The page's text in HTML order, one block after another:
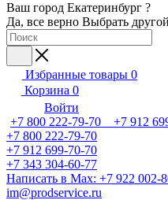
Ваш город Екатеринбург ?
Да, все верно Выбрать другой
Избранные товары 0
Корзина 0
Войти
+7 800 222-79-70 +7 912
+7 800 222-79-70
+7 912 699-70-70
+7 343 304-60-77
Написать в Max: +7 922 002-
im@prodservice.ru